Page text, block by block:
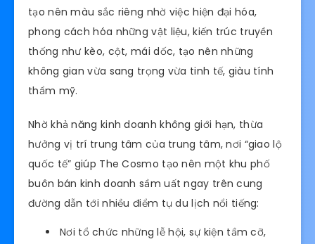
tạo nên màu sắc riêng nhờ việc hiện đại hóa,
phong cách hóa những vật liệu, kiến trúc truyền
thống như kèo, cột, mái dốc, tạo nên những
không gian vừa sang trọng vừa tinh tế, giàu tính
thẩm mỹ.
Nhờ khả năng kinh doanh không giới hạn, thừa
hưởng vị trí trung tâm của trung tâm, nơi “giao lộ
quốc tế” giúp The Cosmo tạo nên một khu phố
buôn bán kinh doanh sầm uất ngay trên cung
đường dẫn tới nhiều điểm tụ du lịch nổi tiếng:
Nơi tổ chức những lễ hội, sự kiện tầm cỡ,